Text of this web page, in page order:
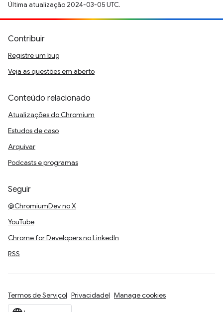
Última atualização 2024-03-05 UTC.
Contribuir
Registre um bug
Veja as questões em aberto
Conteúdo relacionado
Atualizações do Chromium
Estudos de caso
Arquivar
Podcasts e programas
Seguir
@ChromiumDev no X
YouTube
Chrome for Developers no LinkedIn
RSS
Termos de Serviço Privacidade Manage cookies